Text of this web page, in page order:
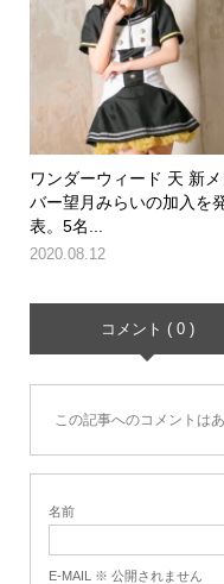
ワンダーウィード 天 新メ
バー望月みらいの加入を
表。5名...
2020.08.12
コメント ( 0 )
この記事へのコメントは
名前
E-MAIL ※ 公開されません